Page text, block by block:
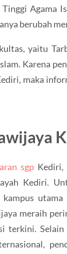
Tinggi Agama
berubah
yaitu
Karena
maka
sgp Kediri,
Kediri.
meraih
terkini.